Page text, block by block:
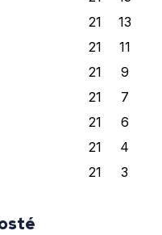
21 13
21 11
21 9
21 7
21 6
21 4
21 3